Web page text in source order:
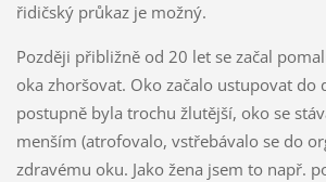
řidičský průkaz je možný.
Později přibližně od 20 let se začal
oka zhoršovat. Oko začalo ustupovat do
postupně byla trochu žlutější, oko se
menším (atrofovalo, vstřebávalo se do
zdravému oku. Jako žena jsem to např.